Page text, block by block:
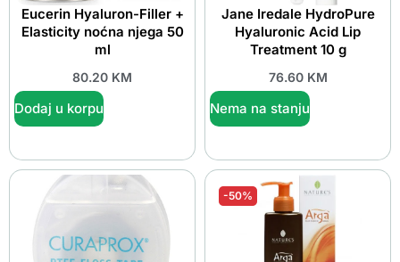
Eucerin Hyaluron-Filler +
Elasticity noćna njega 50
ml
80.20 KM
Dodaj u korpu
Jane Iredale HydroPure
Hyaluronic Acid Lip
Treatment 10 g
76.60 KM
Nema na stanju
-50%